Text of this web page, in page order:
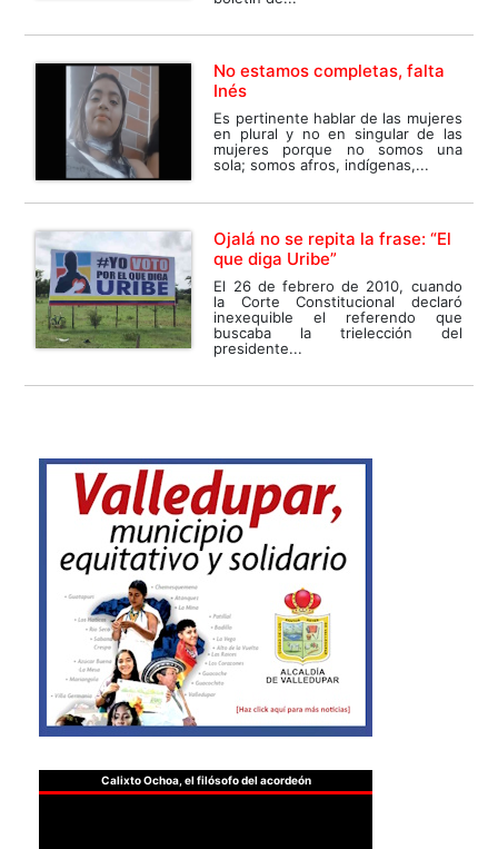
No estamos completas, falta
Inés
Es pertinente hablar de las mujeres
en plural y no en singular de las
mujeres porque no somos una
sola; somos afros, indígenas,...
Ojalá no se repita la frase: “El
que diga Uribe”
El 26 de febrero de 2010, cuando
la Corte Constitucional declaró
inexequible el referendo que
buscaba la trielección del
presidente...
Calixto Ochoa, el filósofo del acordeón